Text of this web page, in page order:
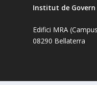
Institut de Govern
Edifici MRA
08290 Bellaterra